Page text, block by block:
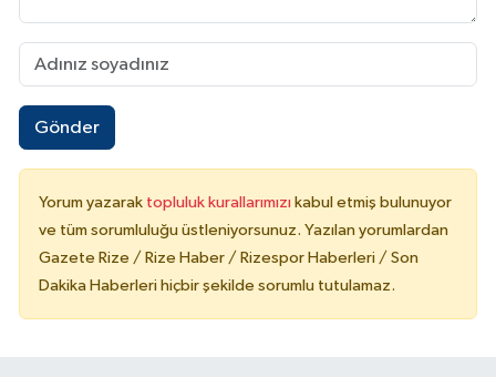
Gönder
Yorum yazarak topluluk kurallarımızı kabul etmiş bulunuyor
ve tüm sorumluluğu üstleniyorsunuz. Yazılan yorumlardan
Gazete Rize / Rize Haber / Rizespor Haberleri / Son
Dakika Haberleri hiçbir şekilde sorumlu tutulamaz.